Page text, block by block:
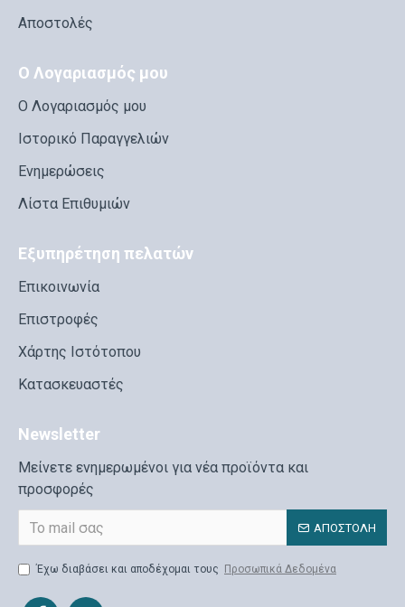
Αποστολές
Ο Λογαριασμός μου
Ο Λογαριασμός μου
Ιστορικό Παραγγελιών
Ενημερώσεις
Λίστα Επιθυμιών
Εξυπηρέτηση πελατών
Επικοινωνία
Επιστροφές
Χάρτης Ιστότοπου
Κατασκευαστές
Newsletter
Μείνετε ενημερωμένοι για νέα προϊόντα και
προσφορές
ΑΠΟΣΤΟΛΉ
Έχω διαβάσει και αποδέχομαι τους Προσωπικά Δεδομένα